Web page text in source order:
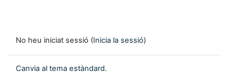
No heu iniciat sessió (Inicia la sessió)
Canvia al tema estàndard.